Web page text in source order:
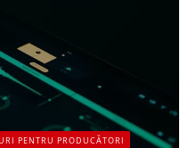
PENTRU PRODUCĂTORI